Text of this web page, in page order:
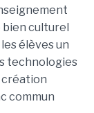
bien culturel
élèves un
technologies
création
commun